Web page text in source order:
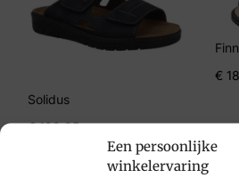
Een persoonlijke
winkelervaring
Skechers
Artikelnummer
Solidus
€129,95
€